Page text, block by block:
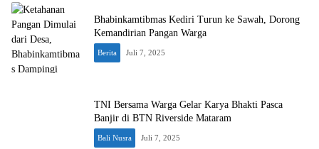
Bhabinkamtibmas Kediri Turun ke Sawah, Dorong
Kemandirian Pangan Warga
Berita Juli 7, 2025
TNI Bersama Warga Gelar Karya Bhakti Pasca
Banjir di BTN Riverside Mataram
Bali Nusra Juli 7, 2025